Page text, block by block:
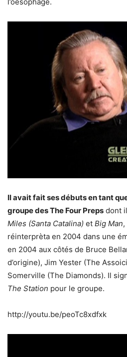
Il avait fait ses débuts en tant
groupe des The Four Preps dont
Miles (Santa Catalina) et Big Man
réinterprèta en 2004 dans une
en 2004 aux côtés de Bruce
d’origine), Jim Yester (The
Somerville (The Diamonds). Il
The Station pour le groupe.
http://youtu.be/peoTc8xdfxk